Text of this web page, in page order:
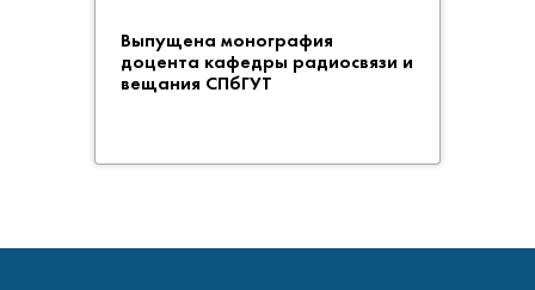
Выпущена монография
доцента кафедры радиосвязи и
вещания СПбГУТ